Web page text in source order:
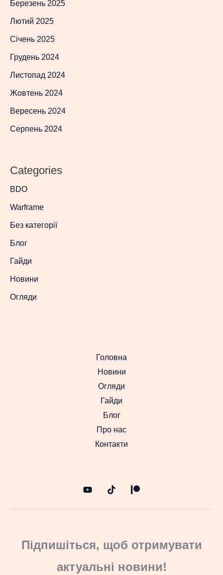
Березень 2025
Лютий 2025
Січень 2025
Грудень 2024
Листопад 2024
Жовтень 2024
Вересень 2024
Серпень 2024
Categories
BDO
Warframe
Без категорії
Блог
Гайди
Новини
Огляди
Головна
Новини
Огляди
Гайди
Блог
Про нас
Контакти
Підпишіться, щоб отримувати
актуальні новини!